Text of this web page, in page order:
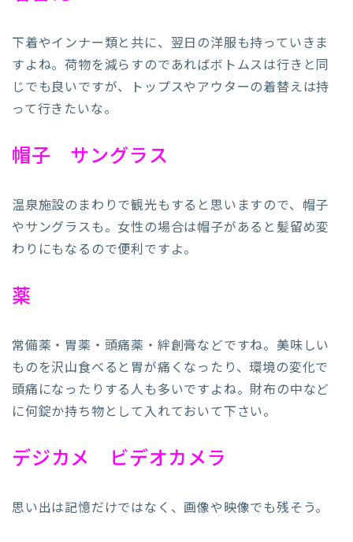
下着やインナー類と共に、翌日の洋服も持っていきま
すよね。荷物を減らすのであればボトムスは行きと同
じでも良いですが、トップスやアウターの着替えは持
って行きたいな。
帽子 サングラス
温泉施設のまわりで観光もすると思いますので、帽子
やサングラスも。女性の場合は帽子があると髪留め変
わりにもなるので便利ですよ。
薬
常備薬・胃薬・頭痛薬・絆創膏などですね。美味しい
ものを沢山食べると胃が痛くなったり、環境の変化で
頭痛になったりする人も多いですよね。財布の中など
に何錠か持ち物として入れておいて下さい。
デジカメ ビデオカメラ
思い出は記憶だけではなく、画像や映像でも残そう。